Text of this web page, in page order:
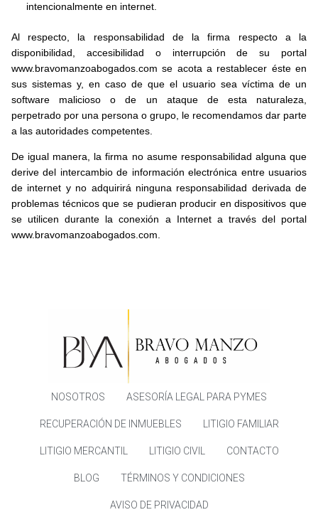
intencionalmente en internet.
Al respecto, la responsabilidad de la firma respecto a la
disponibilidad, accesibilidad o interrupción de su portal
www.bravomanzoabogados.com se acota a restablecer éste en
sus sistemas y, en caso de que el usuario sea víctima de un
software malicioso o de un ataque de esta naturaleza,
perpetrado por una persona o grupo, le recomendamos dar parte
a las autoridades competentes.
De igual manera, la firma no asume responsabilidad alguna que
derive del intercambio de información electrónica entre usuarios
de internet y no adquirirá ninguna responsabilidad derivada de
problemas técnicos que se pudieran producir en dispositivos que
se utilicen durante la conexión a Internet a través del portal
www.bravomanzoabogados.com.
NOSOTROS ASESORÍA LEGAL PARA PYMES
RECUPERACIÓN DE INMUEBLES LITIGIO FAMILIAR
LITIGIO MERCANTIL LITIGIO CIVIL CONTACTO
BLOG TÉRMINOS Y CONDICIONES
AVISO DE PRIVACIDAD